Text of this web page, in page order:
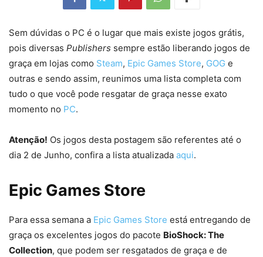
Sem dúvidas o PC é o lugar que mais existe jogos grátis,
pois diversas Publishers sempre estão liberando jogos de
graça em lojas como Steam, Epic Games Store, GOG e
outras e sendo assim, reunimos uma lista completa com
tudo o que você pode resgatar de graça nesse exato
momento no PC.
Atenção! Os jogos desta postagem são referentes até o
dia 2 de Junho, confira a lista atualizada aqui.
Epic Games Store
Para essa semana a Epic Games Store está entregando de
graça os excelentes jogos do pacote BioShock: The
Collection, que podem ser resgatados de graça e de